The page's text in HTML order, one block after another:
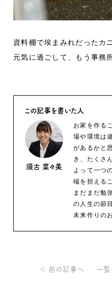
資料棚で埃まみれだったカ
元気に過ごして、もう事務
この記事を書いた人
須古 菜々美
お家を作る
場や環境は
があるかと
き、たくさ
よって一つ
端を担える
まだまだ勉
の人生の節
未来作りの
＜ 前の記事へ 一覧